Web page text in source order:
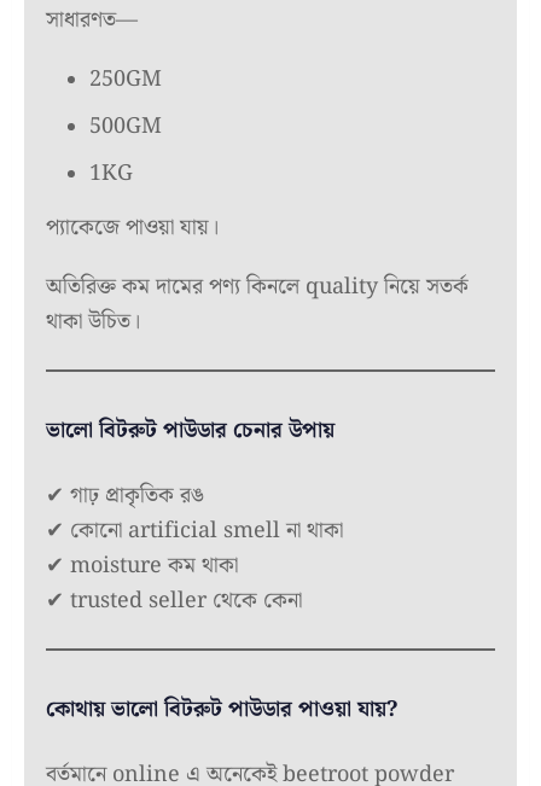
সাধারণত—
250GM
500GM
1KG
প্যাকেজে পাওয়া যায়।
অতিরিক্ত কম দামের পণ্য কিনলে quality নিয়ে সতর্ক
থাকা উচিত।
ভালো বিটরুট পাউডার চেনার উপায়
✔ গাঢ় প্রাকৃতিক রঙ
✔ কোনো artificial smell না থাকা
✔ moisture কম থাকা
✔ trusted seller থেকে কেনা
কোথায় ভালো বিটরুট পাউডার পাওয়া যায়?
বর্তমানে online এ অনেকেই beetroot powder